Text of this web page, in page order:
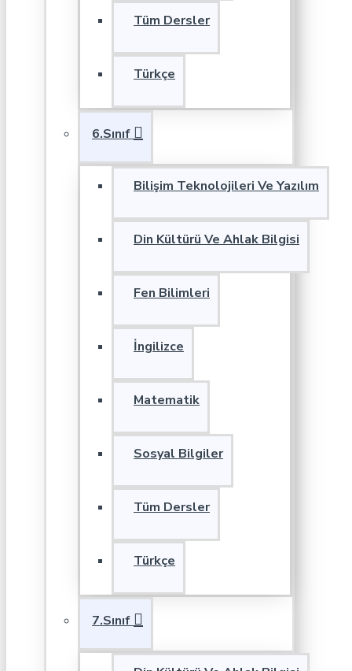
Tüm Dersler
Türkçe
6.Sınıf
Bilişim Teknolojileri Ve Yazılım
Din Kültürü Ve Ahlak Bilgisi
Fen Bilimleri
İngilizce
Matematik
Sosyal Bilgiler
Tüm Dersler
Türkçe
7.Sınıf